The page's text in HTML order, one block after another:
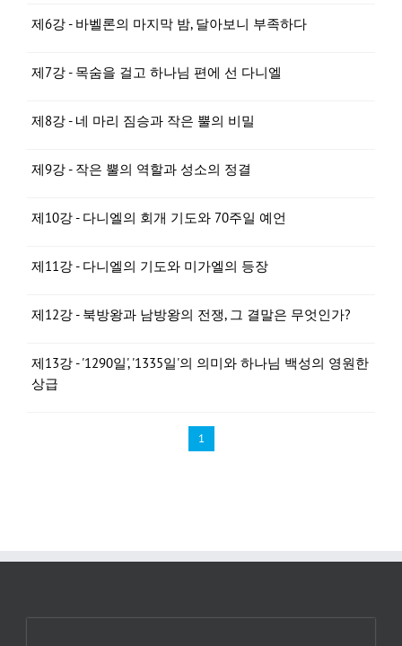
제6강 - 바벨론의 마지막 밤, 달아보니 부족하다
제7강 - 목숨을 걸고 하나님 편에 선 다니엘
제8강 - 네 마리 짐승과 작은 뿔의 비밀
제9강 - 작은 뿔의 역할과 성소의 정결
제10강 - 다니엘의 회개 기도와 70주일 예언
제11강 - 다니엘의 기도와 미가엘의 등장
제12강 - 북방왕과 남방왕의 전쟁, 그 결말은 무엇인가?
제13강 - '1290일', '1335일'의 의미와 하나님 백성의 영원한
상급
1